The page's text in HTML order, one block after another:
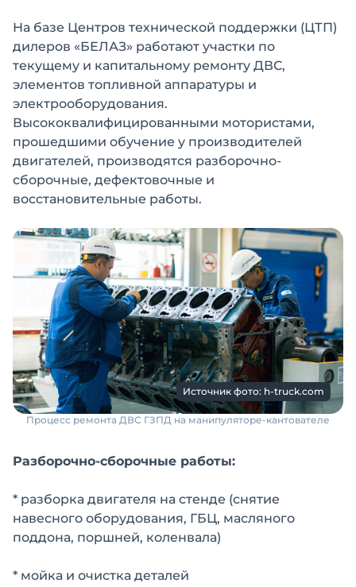
На базе Центров технической поддержки (ЦТП)
дилеров «БЕЛАЗ» работают участки по
текущему и капитальному ремонту ДВС,
элементов топливной аппаратуры и
электрооборудования.
Высококвалифицированными мотористами,
прошедшими обучение у производителей
двигателей, производятся разборочно-
сборочные, дефектовочные и
восстановительные работы.
Источник фото: h-truck.com
Процесс ремонта ДВС ГЗПД на манипуляторе-кантователе
Разборочно-сборочные работы:
* разборка двигателя на стенде (снятие
навесного оборудования, ГБЦ, масляного
поддона, поршней, коленвала)
* мойка и очистка деталей